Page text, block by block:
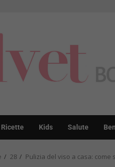
Ricette Kids Salute
28 Pulizia del viso a casa: come